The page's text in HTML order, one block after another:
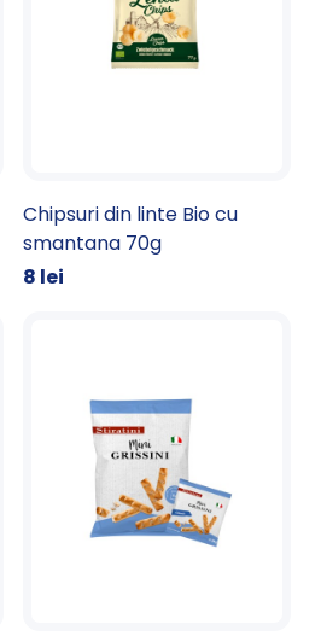
Chipsuri din linte Bio cu
smantana 70g
8 lei